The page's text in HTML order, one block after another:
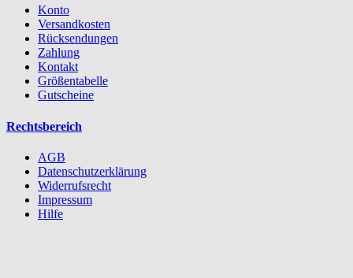
Konto
Versandkosten
Rücksendungen
Zahlung
Kontakt
Größentabelle
Gutscheine
Rechtsbereich
AGB
Datenschutzerklärung
Widerrufsrecht
Impressum
Hilfe